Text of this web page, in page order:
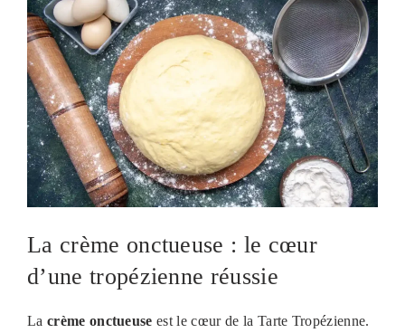
La crème onctueuse : le cœur
d’une tropézienne réussie
La crème onctueuse est le cœur de la Tarte Tropézienne.